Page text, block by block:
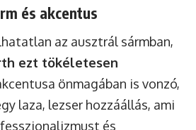
és akcentus
az ausztrál sármban,
ezt tökéletesen
önmagában is vonzó,
laza, lezser hozzáállás, ami
és